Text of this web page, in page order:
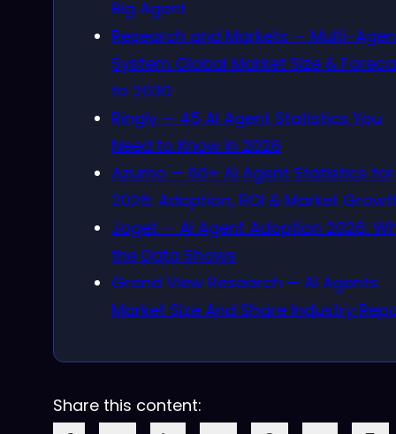
Big Agent
Research and Markets — Multi-
System Global Market Size &
to 2030
Ringly — 45 AI Agent Statistics You
Need to Know in 2026
Azumo — 60+ AI Agent Statistics for
2026: Adoption, ROI & Market
Joget — AI Agent Adoption 2026:
the Data Shows
Grand View Research — AI Agents
Market Size And Share Industry
Share this content: